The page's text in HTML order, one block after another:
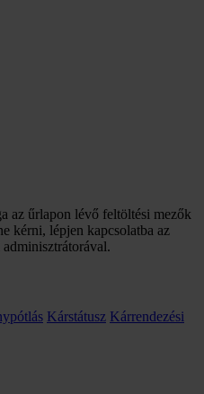
az űrlapon lévő feltöltési mezők
kérni, lépjen kapcsolatba az
Kárstátusz Kárrendezési